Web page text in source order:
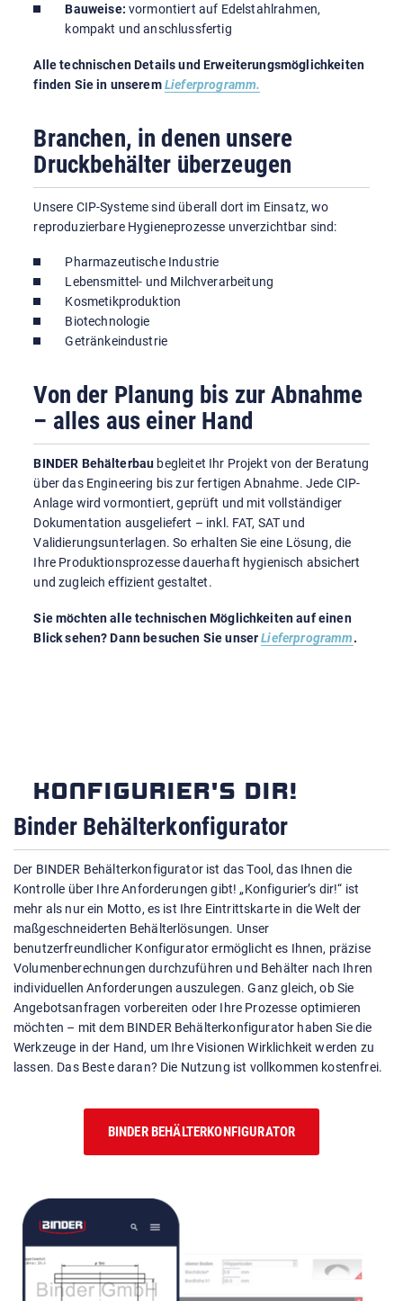
Bauweise: vormontiert auf Edelstahlrahmen,
kompakt und anschlussfertig
Alle technischen Details und Erweiterungsmöglichkeiten
finden Sie in unseremLieferprogramm.
Branchen, in denen unsere
Druckbehälter überzeugen
Unsere CIP-Systeme sind überall dort im Einsatz, wo
reproduzierbare Hygieneprozesse unverzichtbar sind:
Pharmazeutische Industrie
Lebensmittel- und Milchverarbeitung
Kosmetikproduktion
Biotechnologie
Getränkeindustrie
Von der Planung bis zur Abnahme
– alles aus einer Hand
BINDER Behälterbau begleitet Ihr Projekt von der Beratung
über das Engineering bis zur fertigen Abnahme. Jede CIP-
Anlage wird vormontiert, geprüft und mit vollständiger
Dokumentation ausgeliefert – inkl. FAT, SAT und
Validierungsunterlagen. So erhalten Sie eine Lösung, die
Ihre Produktionsprozesse dauerhaft hygienisch absichert
und zugleich effizient gestaltet.
Sie möchten alle technischen Möglichkeiten auf einen
Blick sehen? Dann besuchen Sie unserLieferprogramm.
KONFIGURIER'S DIR!
Binder Behälterkonfigurator
Der BINDER Behälterkonfigurator ist das Tool, das Ihnen die
Kontrolle über Ihre Anforderungen gibt! „Konfigurier’s dir!“ ist
mehr als nur ein Motto, es ist Ihre Eintrittskarte in die Welt der
maßgeschneiderten Behälterlösungen. Unser
benutzerfreundlicher Konfigurator ermöglicht es Ihnen, präzise
Volumenberechnungen durchzuführen und Behälter nach Ihren
individuellen Anforderungen auszulegen. Ganz gleich, ob Sie
Angebotsanfragen vorbereiten oder Ihre Prozesse optimieren
möchten – mit dem BINDER Behälterkonfigurator haben Sie die
Werkzeuge in der Hand, um Ihre Visionen Wirklichkeit werden zu
lassen. Das Beste daran? Die Nutzung ist vollkommen kostenfrei.
BINDER BEHÄLTERKONFIGURATOR